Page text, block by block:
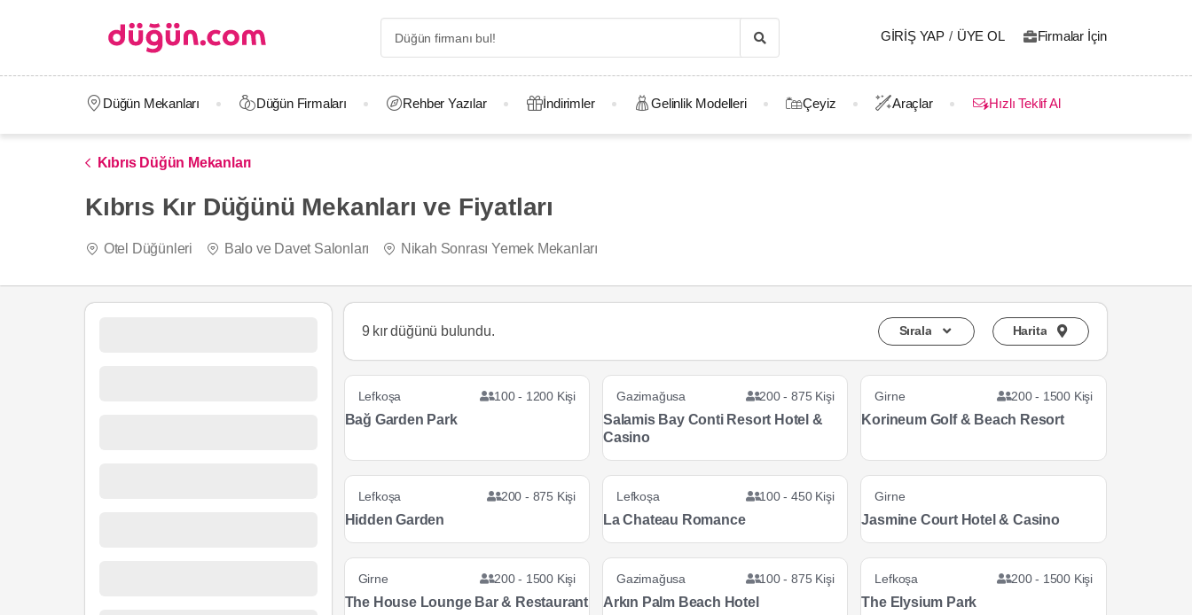
GIRIŞ YAP / ÜYE OL Firmalar İçin
Düğün Mekanları Düğün Firmaları Rehber Yazılar İndirimler Gelinlik Modelleri Çeyiz Araçlar Hızlı Teklif Al
Kıbrıs Düğün Mekanları
Kıbrıs Kır Düğünü Mekanları ve Fiyatları
Otel Düğünleri Balo ve Davet Salonları Nikah Sonrası Yemek Mekanları
9 kır düğünü bulundu. Sırala Harita
Lefkoşa 100 - 1200 Kişi
Bağ Garden Park
Gazimağusa 200 - 875 Kişi
Salamis Bay Conti Resort Hotel &
Casino
Girne 200 - 1500 Kişi
Korineum Golf & Beach Resort
Lefkoşa 200 - 875 Kişi
Hidden Garden
Lefkoşa 100 - 450 Kişi
La Chateau Romance
Girne
Jasmine Court Hotel & Casino
Girne 200 - 1500 Kişi
The House Lounge Bar & Restaurant
Gazimağusa 100 - 875 Kişi
Arkın Palm Beach Hotel
Lefkoşa 200 - 1500 Kişi
The Elysium Park